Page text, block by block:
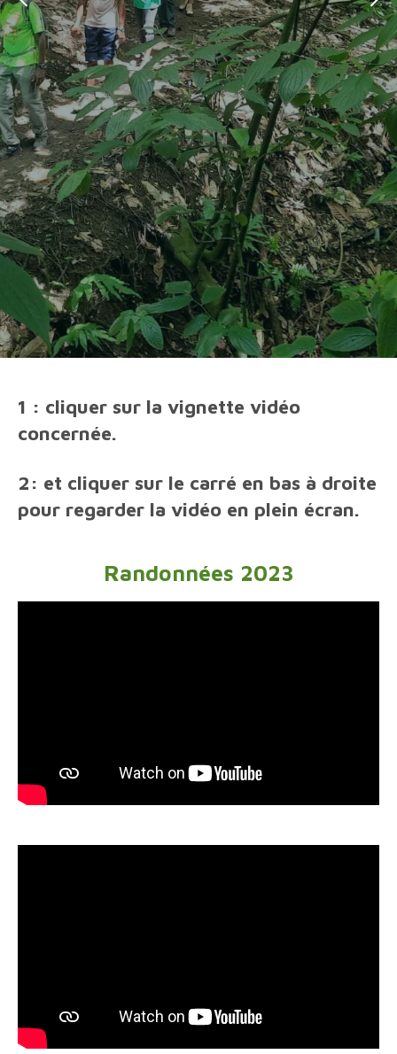
1 : cliquer sur la vignette vidéo
concernée.
2: et cliquer sur le carré en bas à droite
pour regarder la vidéo en plein écran.
Randonnées 2023